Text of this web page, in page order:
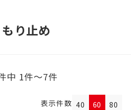
り止め
中 1件～7件
表示件数 40 60 80